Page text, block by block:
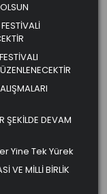
ŞEKİLDE DEVAM
Yine Tek Yürek
VE MİLLİ BİRLİK